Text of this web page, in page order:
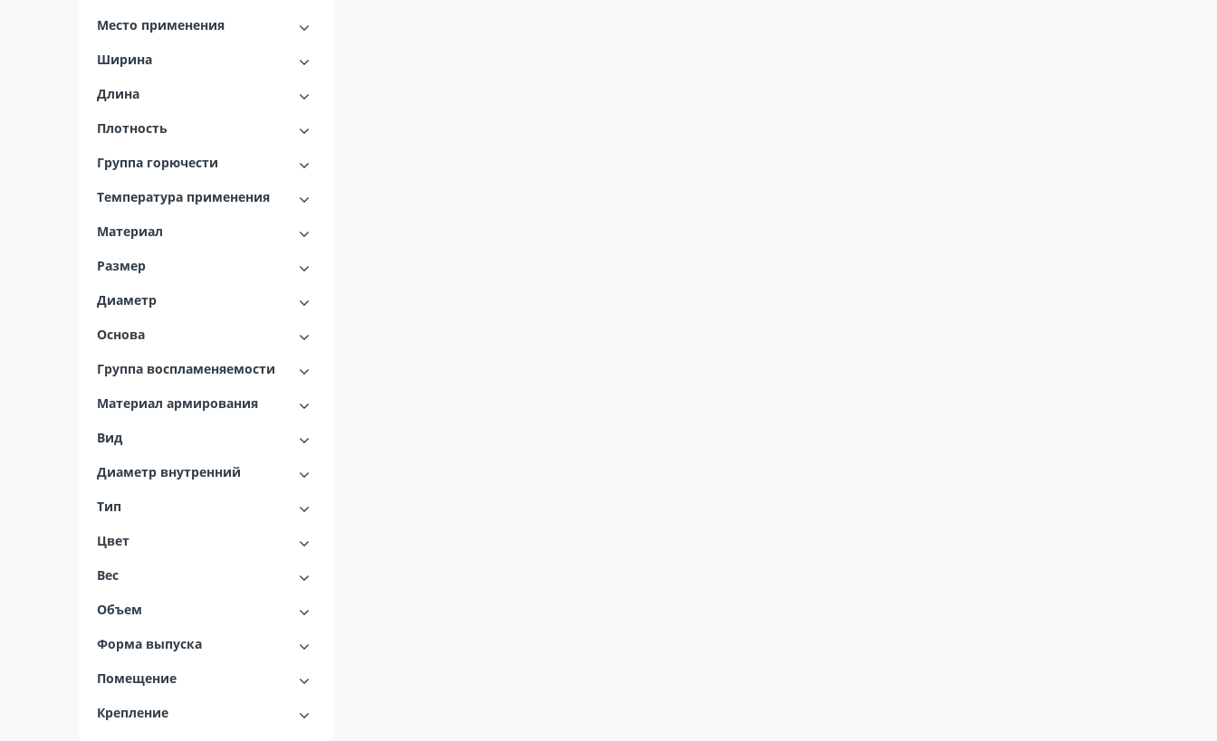
Место применения
Ширина
Длина
Плотность
Группа горючести
Температура применения
Материал
Размер
Диаметр
Основа
Группа воспламеняемости
Материал армирования
Вид
Диаметр внутренний
Тип
Цвет
Вес
Объем
Форма выпуска
Помещение
Крепление